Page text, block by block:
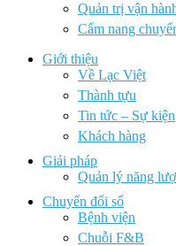
Quản trị vận
Cẩm nang
Giới thiệu
Về Lạc Việt
Thành tựu
Tin tức – Sự kiện
Khách hàng
Giải pháp
Quản lý năng
Chuyển đổi số
Bệnh viện
Chuỗi F&B